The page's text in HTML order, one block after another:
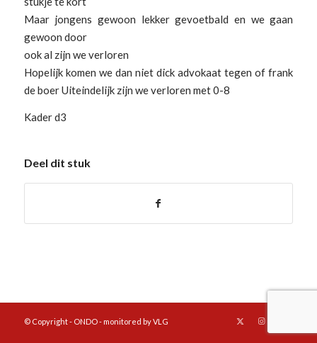
Maar jongens gewoon lekker gevoetbald en we gaan
gewoon door
ook al zijn we verloren
Hopelijk komen we dan niet dick advokaat tegen of frank
de boer Uiteindelijk zijn we verloren met 0-8
Kader d3
Deel dit stuk
© Copyright - ONDO - monitored by VLG